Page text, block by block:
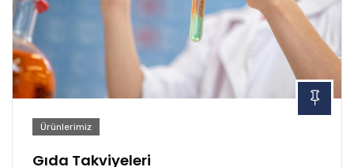
Ürünlerimiz
Gıda Takviyeleri